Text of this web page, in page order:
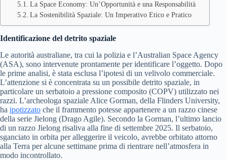
La Space Economy: Un’Opportunità e una Responsabilità
La Sostenibilità Spaziale: Un Imperativo Etico e Pratico
Identificazione del detrito spaziale
Le autorità australiane, tra cui la polizia e l’Australian Space Agency
(ASA), sono intervenute prontamente per identificare l’oggetto. Dopo
le prime analisi, è stata esclusa l’ipotesi di un velivolo commerciale.
L’attenzione si è concentrata su un possibile detrito spaziale, in
particolare un serbatoio a pressione composito (COPV) utilizzato nei
razzi. L’archeologa spaziale Alice Gorman, della Flinders University,
ha ipotizzato che il frammento potesse appartenere a un razzo cinese
della serie Jielong (Drago Agile). Secondo la Gorman, l’ultimo lancio
di un razzo Jielong risaliva alla fine di settembre 2025. Il serbatoio,
sganciato in orbita per alleggerire il veicolo, avrebbe orbitato attorno
alla Terra per alcune settimane prima di rientrare nell’atmosfera in
modo incontrollato.